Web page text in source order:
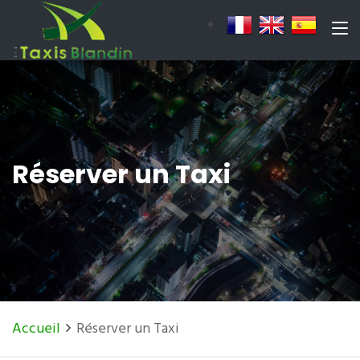
Réserver un Taxi
Accueil Réserver un Taxi